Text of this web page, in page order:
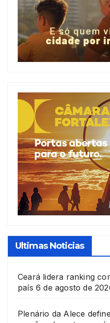
Ultimas Noticias
Ceará lidera ranking
país 6 de agosto de
Plenário da Alece